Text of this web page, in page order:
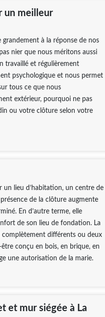
un meilleur
grandement à la réponse de nos
nier que nous méritons aussi
travaillé et régulièrement
psychologique et nous permet
tous ce que nous
extérieur, pourquoi ne pas
ou votre clôture selon votre
un lieu d’habitation, un centre de
de la clôture augmente
En d’autre terme, elle
de son lieu de fondation. La
différents ou deux
conçu en bois, en brique, en
une autorisation de la marie.
et mur siégée à La